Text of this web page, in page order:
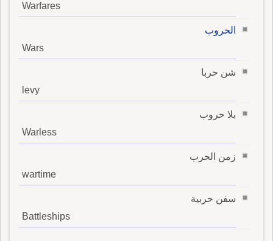
Warfares
الحروب
Wars
شن حربا
levy
بلا حروب
Warless
زمن الحرب
wartime
سفن حربية
Battleships